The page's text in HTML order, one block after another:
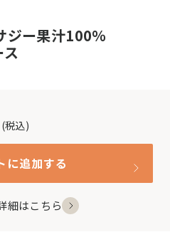
ジー果汁100％
(税込)
に追加する
細はこちら